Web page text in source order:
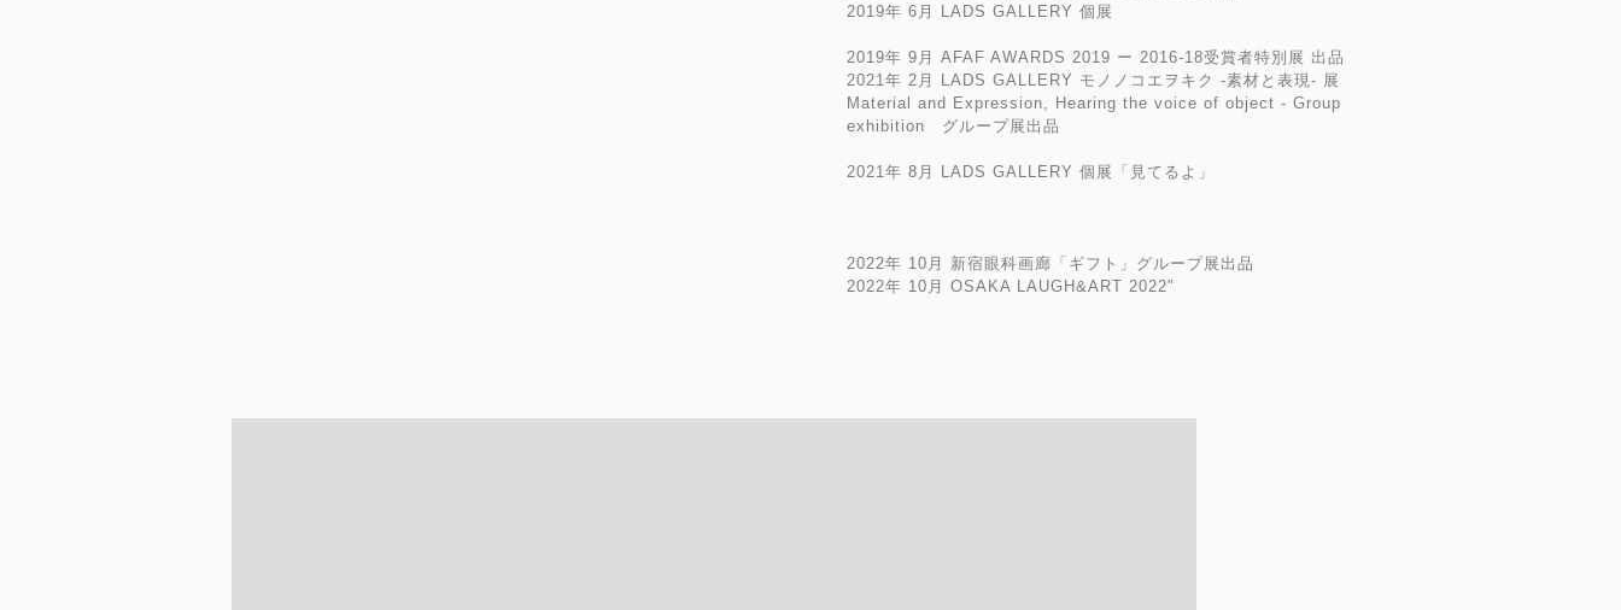
2019年 6月 LADS GALLERY 個展
2019年 9月 AFAF AWARDS 2019 ー 2016-18受賞者特別展 出品
2021年 2月 LADS GALLERY モノノコエヲキク -素材と表現- 展
Material and Expression, Hearing the voice of object - Group
exhibition グループ展出品
2021年 8月 LADS GALLERY 個展「見てるよ」
2022年 10月 新宿眼科画廊「ギフト」グループ展出品
​2022年 10月 OSAKA LAUGH&ART 2022"